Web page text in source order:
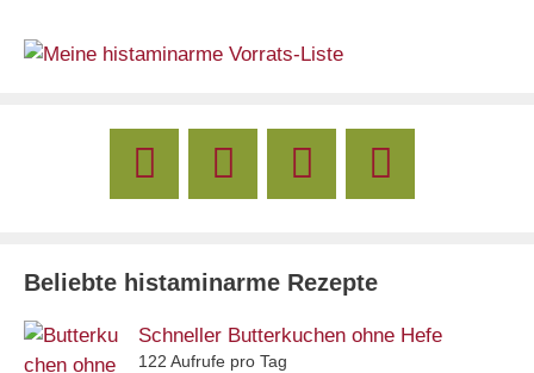
Beliebte histaminarme Rezepte
Schneller Butterkuchen ohne Hefe
122 Aufrufe pro Tag